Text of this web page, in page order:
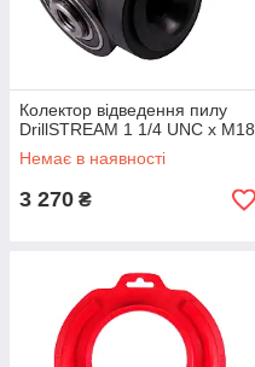
Колектор відведення пилу
DrillSTREAM 1 1/4 UNC x М18
Немає в наявності
3 270 ₴